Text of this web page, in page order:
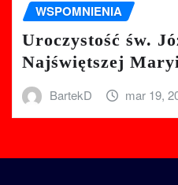
WSPOMNIENIA
Uroczystość św.
Najświętszej
BartekD mar 19,